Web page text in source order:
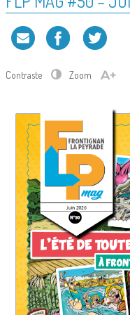
Contraste Zoom